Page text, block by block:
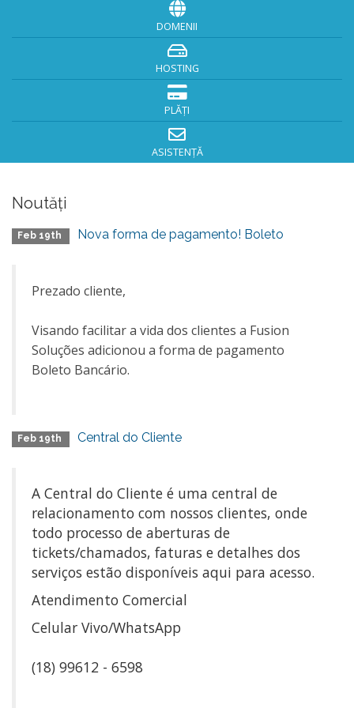
DOMENII
HOSTING
PLĂȚI
ASISTENȚĂ
Noutăți
Feb 19th Nova forma de pagamento! Boleto
Prezado cliente,
Visando facilitar a vida dos clientes a Fusion
Soluções adicionou a forma de pagamento
Boleto Bancário.
Feb 19th Central do Cliente
A Central do Cliente é uma central de
relacionamento com nossos clientes, onde
todo processo de aberturas de
tickets/chamados, faturas e detalhes dos
serviços estão disponíveis aqui para acesso.
Atendimento Comercial
Celular Vivo/WhatsApp
(18) 99612 - 6598